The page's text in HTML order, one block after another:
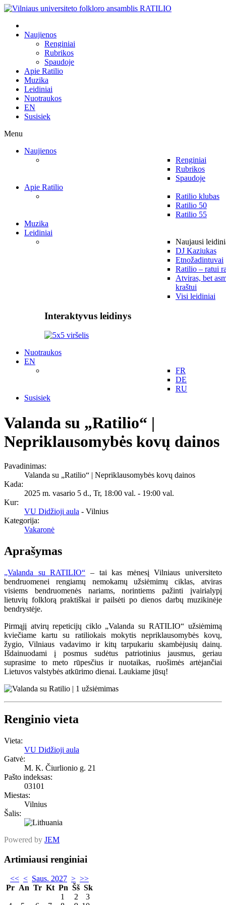
Naujienos
Renginiai
Rubrikos
Spaudoje
Apie Ratilio
Muzika
Leidiniai
Nuotraukos
EN
Susisiek
Menu
Naujienos
Renginiai
Rubrikos
Spaudoje
Apie Ratilio
Ratilio klubas
Ratilio 50
Ratilio 55
Muzika
Leidiniai
Naujausi
DJ Kaziukas
Etnožadintuvai
Ratilio – ratui
Atviras, bet
kraštui
Visi leidiniai
Interaktyvus leidinys
Nuotraukos
EN
FR
DE
RU
Susisiek
Valanda su „Ratilio“ |
Nepriklausomybės kovų dainos
Pavadinimas:
Valanda su „Ratilio“ | Nepriklausomybės kovų dainos
Kada:
2025 m. vasario 5 d., Tr, 18:00 val. - 19:00 val.
Kur:
VU Didžioji aula - Vilnius
Kategorija:
Vakaronė
Aprašymas
„Valanda su RATILIO“ – tai kas mėnesį Vilniaus universiteto
bendruomenei rengiamų nemokamų užsiėmimų ciklas, atviras
visiems bendruomenės nariams, norintiems pažinti įvairialypį
lietuvių folklorą praktiškai ir pailsėti po dienos darbų muzikinėje
bendrystėje.
Pirmąjį atvirų repeticijų ciklo „Valanda su RATILIO“ užsiėmimą
kviečiame kartu su ratiliokais mokytis nepriklausomybės kovų,
žygio, Vilniaus vadavimo ir kitų tarpukariu skambėjusių dainų.
Išdainuodami į posmus sudėtus patriotinius jausmus, geriau
suprasime to meto rūpesčius ir nuotaikas, ruošimės artėjančiai
Lietuvos valstybės atkūrimo dienai. Laukiame jūsų!
Renginio vieta
Vieta:
VU Didžioji aula
Gatvė:
M. K. Čiurlionio g. 21
Pašto indeksas:
03101
Miestas:
Vilnius
Šalis:
Powered by JEM
Artimiausi renginiai
<< < Saus. 2027 > >>
Pr An Tr Kt Pn Šš Sk
1
2
3